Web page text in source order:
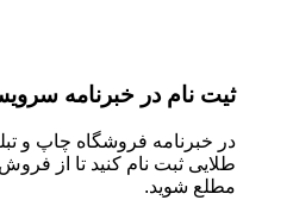
ثیت نام در خبرنامه
در خبرنامه فروشگاه چاپ و
طلایی ثبت نام کنید تا از
مطلع شوید.